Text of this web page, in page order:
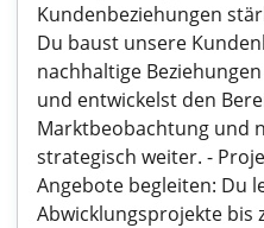
Kundenbeziehungen
Du baust unsere
nachhaltige
und entwickelst den
Marktbeobachtung und
strategisch weiter. -
Angebote begleiten: Du
Abwicklungsprojekte bis